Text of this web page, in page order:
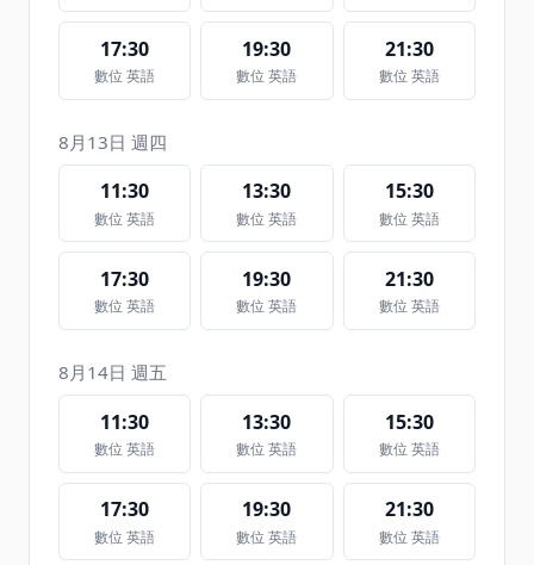
17:30
數位 英語
19:30
數位 英語
21:30
數位 英語
8月13日 週四
11:30
數位 英語
13:30
數位 英語
15:30
數位 英語
17:30
數位 英語
19:30
數位 英語
21:30
數位 英語
8月14日 週五
11:30
數位 英語
13:30
數位 英語
15:30
數位 英語
17:30
數位 英語
19:30
數位 英語
21:30
數位 英語